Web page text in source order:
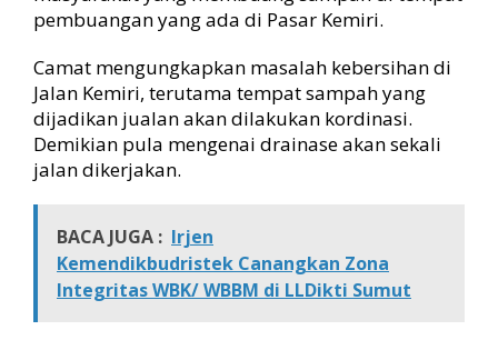
pembuangan yang ada di Pasar Kemiri.
Camat mengungkapkan masalah kebersihan di
Jalan Kemiri, terutama tempat sampah yang
dijadikan jualan akan dilakukan kordinasi.
Demikian pula mengenai drainase akan sekali
jalan dikerjakan.
BACA JUGA : Irjen
Kemendikbudristek Canangkan Zona
Integritas WBK/ WBBM di LLDikti Sumut